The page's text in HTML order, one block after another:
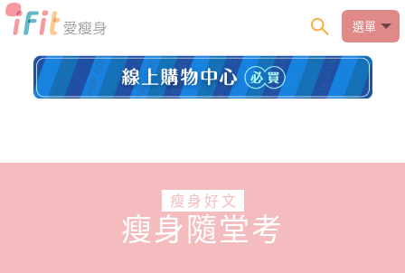
選單
瘦身好文
瘦身隨堂考